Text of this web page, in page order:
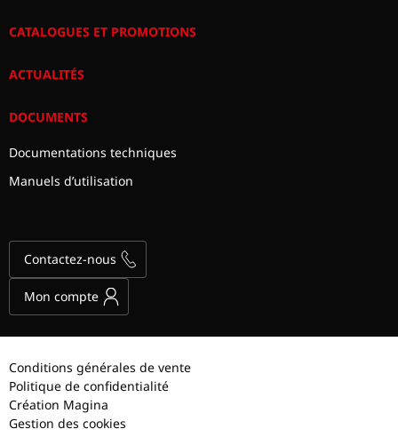
CATALOGUES ET PROMOTIONS
ACTUALITÉS
DOCUMENTS
Documentations techniques
Manuels d’utilisation
Contactez-nous
Mon compte
Conditions générales de vente
Politique de confidentialité
Création Magina
Gestion des cookies